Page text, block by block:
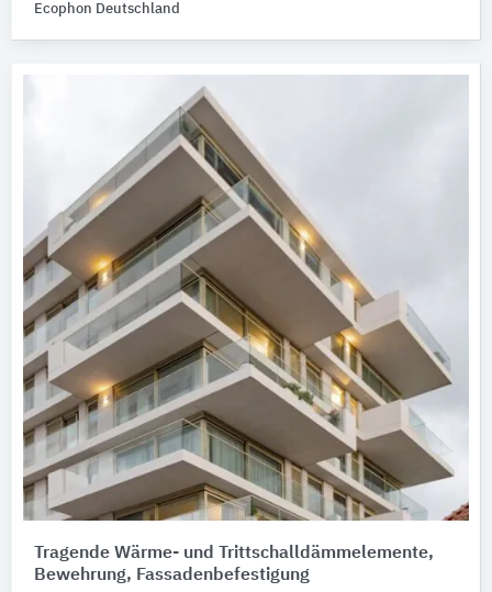
Ecophon Deutschland
Tragende Wärme- und Trittschalldämmelemente,
Bewehrung, Fassadenbefestigung